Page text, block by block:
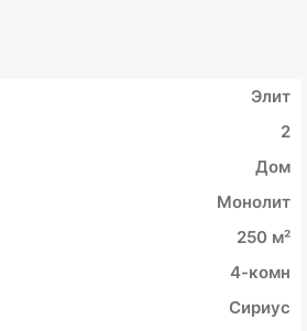
Элит
2
Дом
Монолит
250 м²
4-комн
Сириус